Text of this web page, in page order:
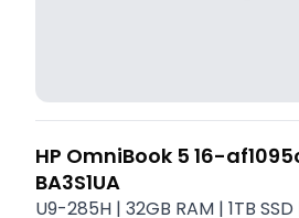
HP OmniBook 5 16-
BA3S1UA
U9-285H | 32GB RAM | 1TB